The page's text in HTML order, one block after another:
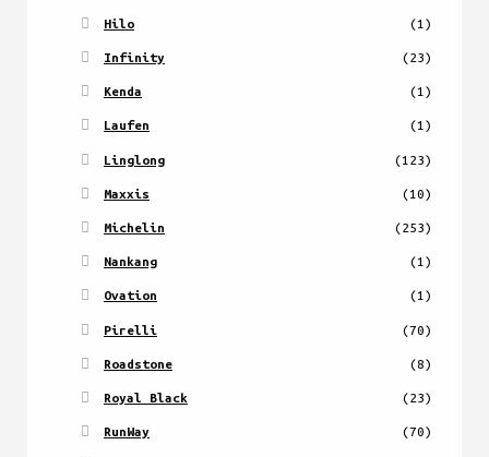
Hilo (1)
Infinity (23)
Kenda (1)
Laufen (1)
Linglong (123)
Maxxis (10)
Michelin (253)
Nankang (1)
Ovation (1)
Pirelli (70)
Roadstone (8)
Royal Black (23)
RunWay (70)